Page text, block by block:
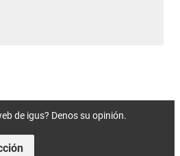
de igus? Denos su opinión.